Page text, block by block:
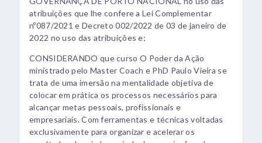
atribuições que lhe confere a Lei Complementar
nº087/2021 e Decreto 002/2022 de 03 de janeiro de
2022 no uso das atribuições e;
CONSIDERANDO que curso O Poder da Ação
ministrado pelo Master Coach e PhD Paulo Vieira se
trata de uma imersão na mentalidade objetiva de
colocar em prática os processos necessários para
alcançar metas pessoais, profissionais e
empresariais. Com ferramentas e técnicas voltadas
exclusivamente para organizar e acelerar os